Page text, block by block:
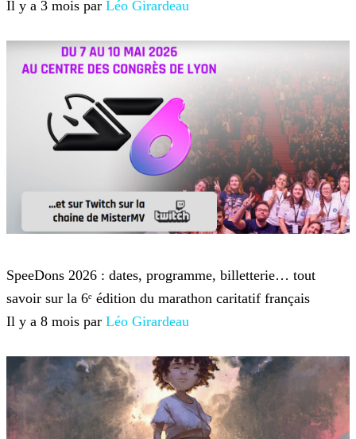
Il y a 3 mois par Léo Girardeau
SpeeDons 2026 : dates, programme, billetterie… tout
savoir sur la 6ᵉ édition du marathon caritatif français
Il y a 8 mois par Léo Girardeau